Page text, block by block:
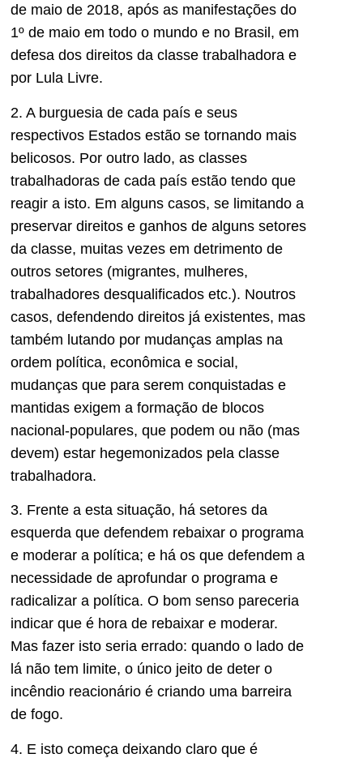
de maio de 2018, após as manifestações do
1º de maio em todo o mundo e no Brasil, em
defesa dos direitos da classe trabalhadora e
por Lula Livre.
2. A burguesia de cada país e seus
respectivos Estados estão se tornando mais
belicosos. Por outro lado, as classes
trabalhadoras de cada país estão tendo que
reagir a isto. Em alguns casos, se limitando a
preservar direitos e ganhos de alguns setores
da classe, muitas vezes em detrimento de
outros setores (migrantes, mulheres,
trabalhadores desqualificados etc.). Noutros
casos, defendendo direitos já existentes, mas
também lutando por mudanças amplas na
ordem política, econômica e social,
mudanças que para serem conquistadas e
mantidas exigem a formação de blocos
nacional-populares, que podem ou não (mas
devem) estar hegemonizados pela classe
trabalhadora.
3. Frente a esta situação, há setores da
esquerda que defendem rebaixar o programa
e moderar a política; e há os que defendem a
necessidade de aprofundar o programa e
radicalizar a política. O bom senso pareceria
indicar que é hora de rebaixar e moderar.
Mas fazer isto seria errado: quando o lado de
lá não tem limite, o único jeito de deter o
incêndio reacionário é criando uma barreira
de fogo.
4. E isto começa deixando claro que é